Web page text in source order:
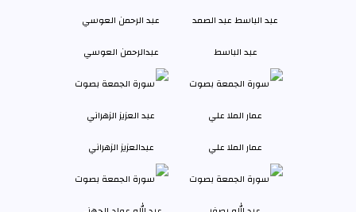
عبد الباسط عبدالرحمن العوسي
عمار الملا علي عبدالعزيز الزهراني